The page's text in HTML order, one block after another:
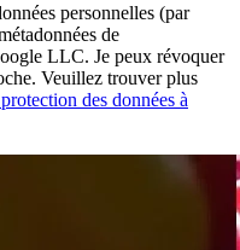
personnelles (par
de
LLC. Je peux révoquer
Veuillez trouver plus
des données à